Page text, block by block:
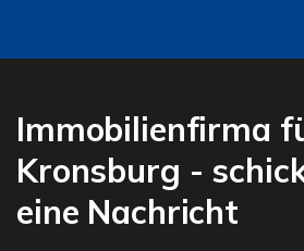
Immobilienfirma
Kronsburg -
eine Nachricht